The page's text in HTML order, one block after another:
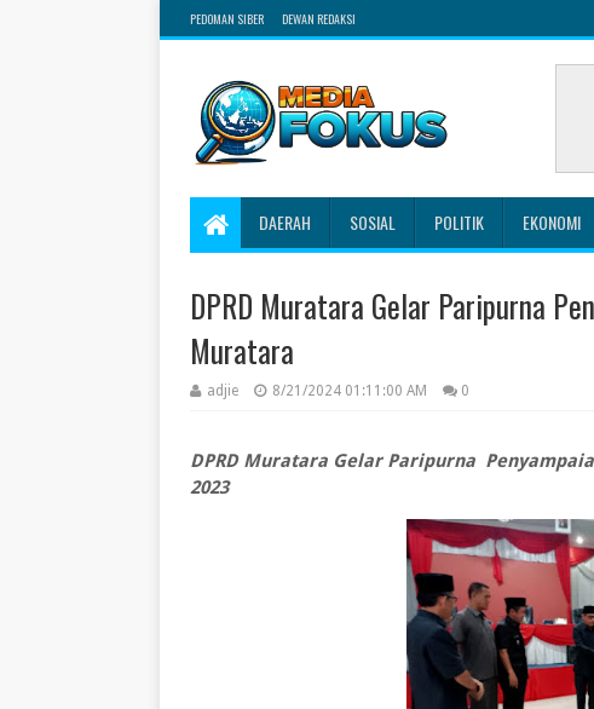
PEDOMAN SIBER DEWAN REDAKSI
DAERAH SOSIAL POLITIK EKONOMI
DPRD Muratara Gelar Paripurna
Muratara
adjie 8/21/2024 01:11:00 AM 0
DPRD Muratara Gelar Paripurna
2023